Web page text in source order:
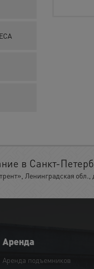
в Санкт-
Ленинградская обл.,
Аренда
Аренда подъемников